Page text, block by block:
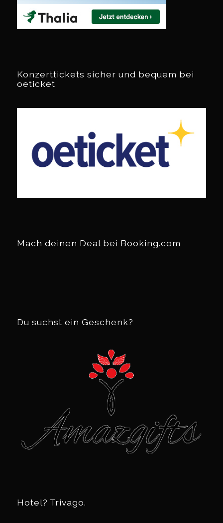
Konzerttickets sicher und bequem bei
oeticket
Mach deinen Deal bei Booking.com
Du suchst ein Geschenk?
Hotel? Trivago.